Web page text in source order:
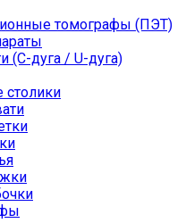
томографы (ПЭТ)
(С-дуга / U-дуга)
столики